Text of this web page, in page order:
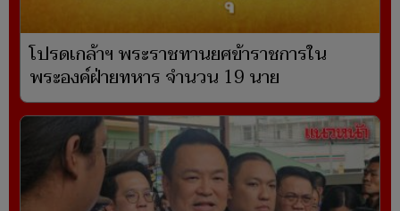
โปรดเกล้าฯ พระราชทานยศข้าราชการใน
พระองค์ฝ่ายทหาร จำนวน 19 นาย